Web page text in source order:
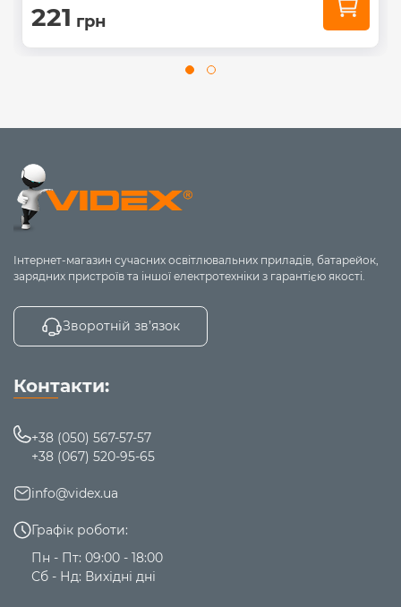
221 грн
Інтернет-магазин сучасних освітлювальних приладів, батарейок,
зарядних пристроїв та іншої електротехніки з гарантією якості.
Зворотній зв’язок
Контакти:
+38 (050) 567-57-57
+38 (067) 520-95-65
info@videx.ua
Графік роботи:
Пн - Пт: 09:00 - 18:00
Сб - Нд: Вихідні дні